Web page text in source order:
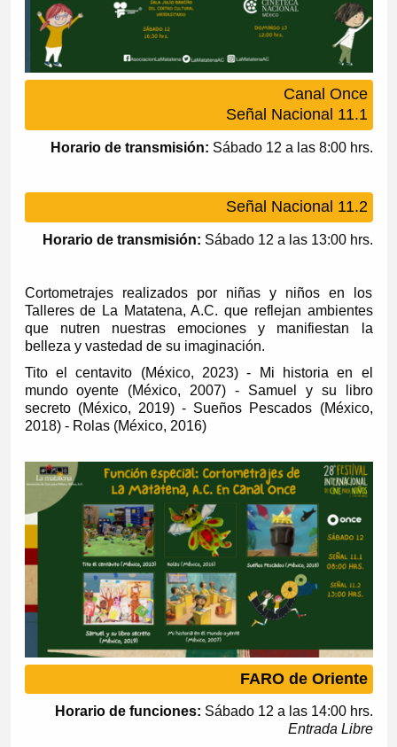
Canal Once
Señal Nacional 11.1
Horario de transmisión: Sábado 12 a las 8:00 hrs.
Señal Nacional 11.2
Horario de transmisión: Sábado 12 a las 13:00 hrs.
Cortometrajes realizados por niñas y niños en los
Talleres de La Matatena, A.C. que reflejan ambientes
que nutren nuestras emociones y manifiestan la
belleza y vastedad de su imaginación.
Tito el centavito (México, 2023) - Mi historia en el
mundo oyente (México, 2007) - Samuel y su libro
secreto (México, 2019) - Sueños Pescados (México,
2018) - Rolas (México, 2016)
FARO de Oriente
Horario de funciones: Sábado 12 a las 14:00 hrs.
Entrada Libre